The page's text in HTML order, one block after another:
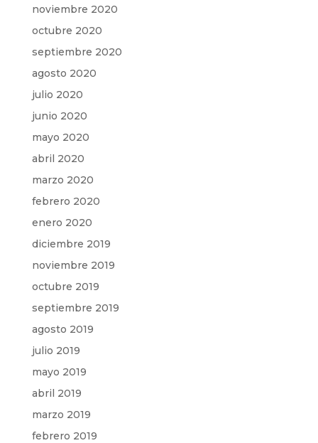
noviembre 2020
octubre 2020
septiembre 2020
agosto 2020
julio 2020
junio 2020
mayo 2020
abril 2020
marzo 2020
febrero 2020
enero 2020
diciembre 2019
noviembre 2019
octubre 2019
septiembre 2019
agosto 2019
julio 2019
mayo 2019
abril 2019
marzo 2019
febrero 2019